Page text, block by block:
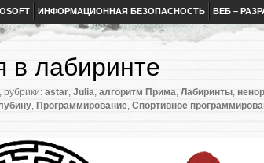
ИНФОРМАЦИОННАЯ БЕЗОПАСНОСТЬ ВЕБ –
в лабиринте
, рубрики: astar, Julia, алгоритм Прима, Лабиринты,
, Программирование, Спортивное